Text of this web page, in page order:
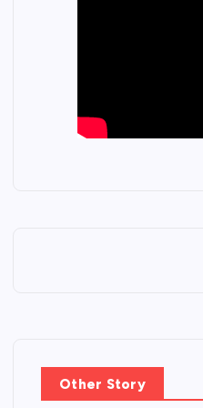
Other Story